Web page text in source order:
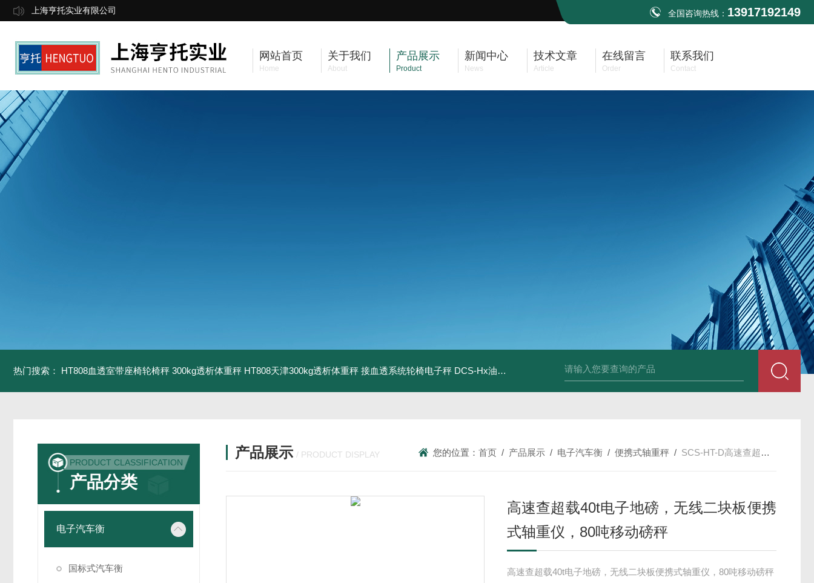
上海亨托实业有限公司 全国咨询热线： 13917192149
网站首页
Home
关于我们
About
产品展示
Product
新闻中心
News
技术文章
Article
在线留言
Order
联系我们
Contact
热门搜索： HT808血透室带座椅轮椅秤 300kg透析体重秤 HT808天津300kg透析体重秤 接血透系统轮椅电子秤 DCS-Hx油桶搬运车电子秤 上海350kg防爆倒桶称 HT808300kg带座椅轮椅秤 血透室轮椅
PRODUCT CLASSIFICATION
产品分类
电子汽车衡
国标式汽车衡
产品展示 / PRODUCT DISPLAY 您的位置：首页 / 产品展示 / 电子汽车衡 /便携式轴重秤 / SCS-HT-D高速查超载40t电子地磅，无线二块板便携式轴重仪，80吨移动磅秤
高速查超载40t电子地磅，无线二块板便携
式轴重仪，80吨移动磅秤
高速查超载40t电子地磅，无线二块板便携式轴重仪，80吨移动磅秤